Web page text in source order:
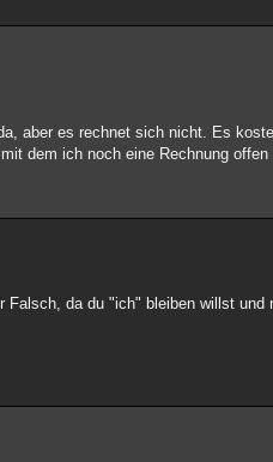
aber es rechnet sich nicht. Es
dem ich noch eine Rechnung
Falsch, da du "ich" bleiben willst